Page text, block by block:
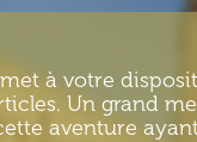
à votre
Un grand
aventure